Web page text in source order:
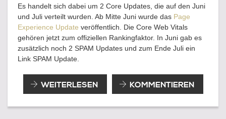
Es handelt sich dabei um 2 Core Updates, die auf den Juni
und Juli verteilt wurden. Ab Mitte Juni wurde das Page
Experience Update veröffentlich. Die Core Web Vitals
gehören jetzt zum offiziellen Rankingfaktor. In Juni gab es
zusätzlich noch 2 SPAM Updates und zum Ende Juli ein
Link SPAM Update.
DER
UPDATE
SOMMER
WEITERLESEN KOMMENTIEREN